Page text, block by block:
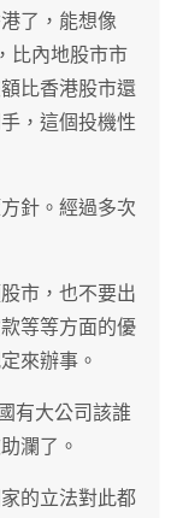
了，能想像
比內地股市市
比香港股市還
，這個投機性
針。經過多次
市，也不要出
等等方面的優
來辦事。
有大公司該誰
瀾了。
的立法對此都